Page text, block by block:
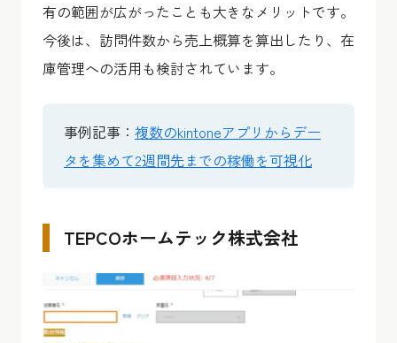
有の範囲が広がったことも大きなメリットです。
今後は、訪問件数から売上概算を算出したり、在
庫管理への活用も検討されています。
事例記事： 複数のkintoneアプリからデー
タを集めて2週間先までの稼働を可視化
TEPCOホームテック株式会社